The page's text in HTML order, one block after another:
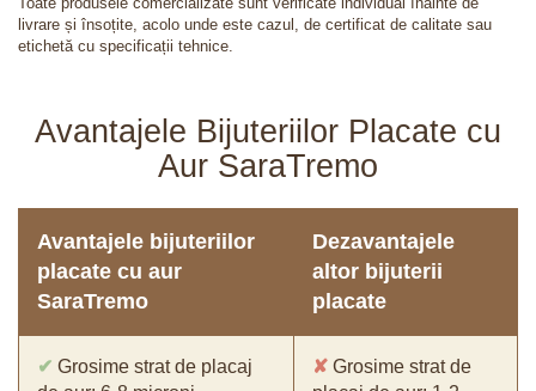
livrare și însoțite, acolo unde este cazul, de certificat de calitate sau
etichetă cu specificații tehnice.
Avantajele Bijuteriilor Placate cu
Aur SaraTremo
Avantajele bijuteriilor
placate cu aur
SaraTremo
Dezavantajele
altor bijuterii
placate
✔ Grosime strat de placaj
✘ Grosime strat de